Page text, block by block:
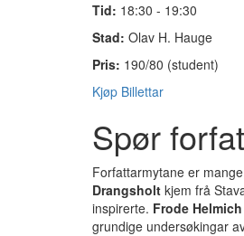
Tid: 18:30 - 19:30
Stad: Olav H. Hauge
Pris: 190/80 (student)
Kjøp Billettar
Spør
Forfattarmytane er
Drangsholt kjem frå
inspirerte. Frode
grundige undersøkingar